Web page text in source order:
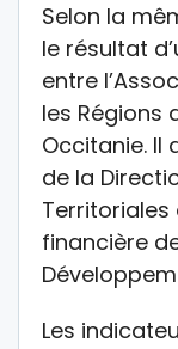
Selon la
le résultat
entre
les Régions
Occitanie. Il
de la
Territoriales
financière
Les